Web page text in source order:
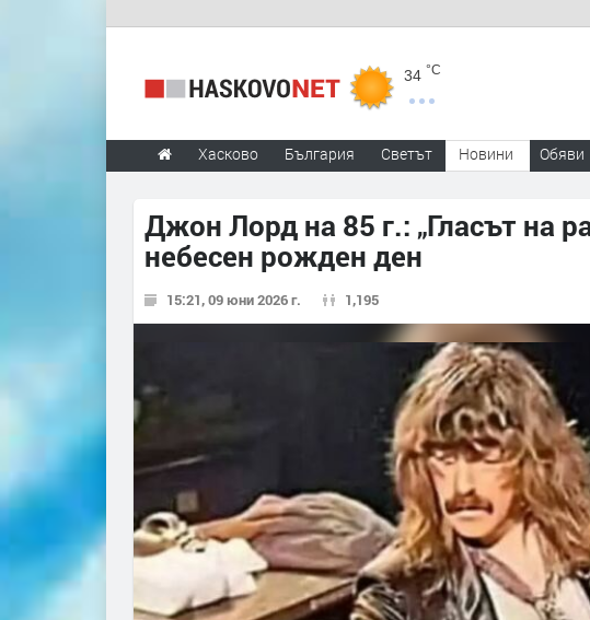
34 °C
Хасково България Светът Новини Обяви
Джон Лорд на 85 г.: „Гласът на
небесен рожден ден
15:21, 09 юни 2026 г. 1,195